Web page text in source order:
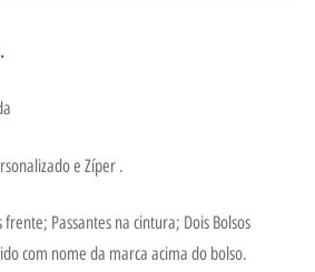
e Zíper .
frente; Passantes na cintura; Dois Bolsos
com nome da marca acima do bolso.